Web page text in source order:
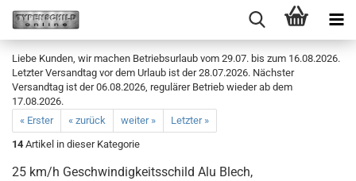
Liebe Kunden, wir machen Betriebsurlaub vom 29.07. bis zum 16.08.2026.
Letzter Versandtag vor dem Urlaub ist der 28.07.2026. Nächster
Versandtag ist der 06.08.2026, regulärer Betrieb wieder ab dem
17.08.2026.
« Erster
« zurück weiter »
Letzter »
14 Artikel in dieser Kategorie
25 km/h Geschwindigkeitsschild Alu Blech,